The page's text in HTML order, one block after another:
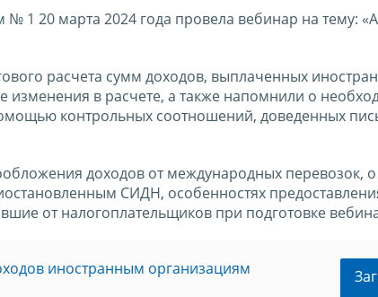
20 марта 2024 года провела вебинар на тему:
расчета сумм доходов, выплаченных
в расчете, а также напомнили о
контрольных соотношений, доведенных
доходов от международных перевозок, о
СИДН, особенностях
от налогоплательщиков при подготовке
иностранным организациям